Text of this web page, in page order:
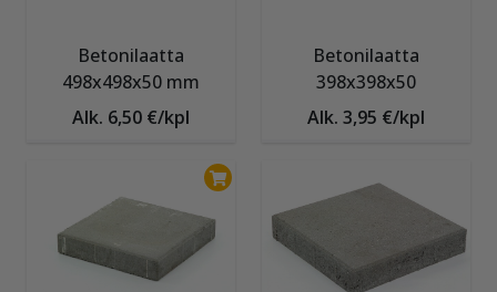
Betonilaatta
498x498x50 mm
Alk. 6,50 €/kpl
Betonilaatta
398x398x50
Alk. 3,95 €/kpl